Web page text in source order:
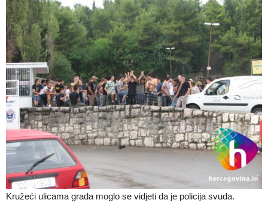
Kružeći ulicama grada moglo se vidjeti da je policija svuda.